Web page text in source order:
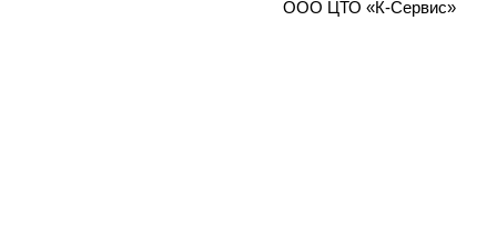
ООО ЦТО «К-Сервис»